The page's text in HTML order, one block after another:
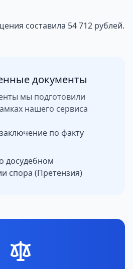
составила 54 712 рублей.
документы
мы подготовили
нашего сервиса
по факту
досудебном
спора (Претензия)